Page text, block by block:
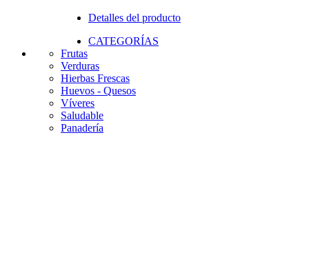
Detalles del producto
CATEGORÍAS
Frutas
Verduras
Hierbas Frescas
Huevos - Quesos
Víveres
Saludable
Panadería